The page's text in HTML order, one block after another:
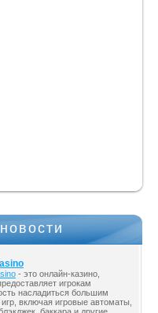
Мост
- это онлайн-казино,
игрокам
насладиться большим
включая игровые автоматы,